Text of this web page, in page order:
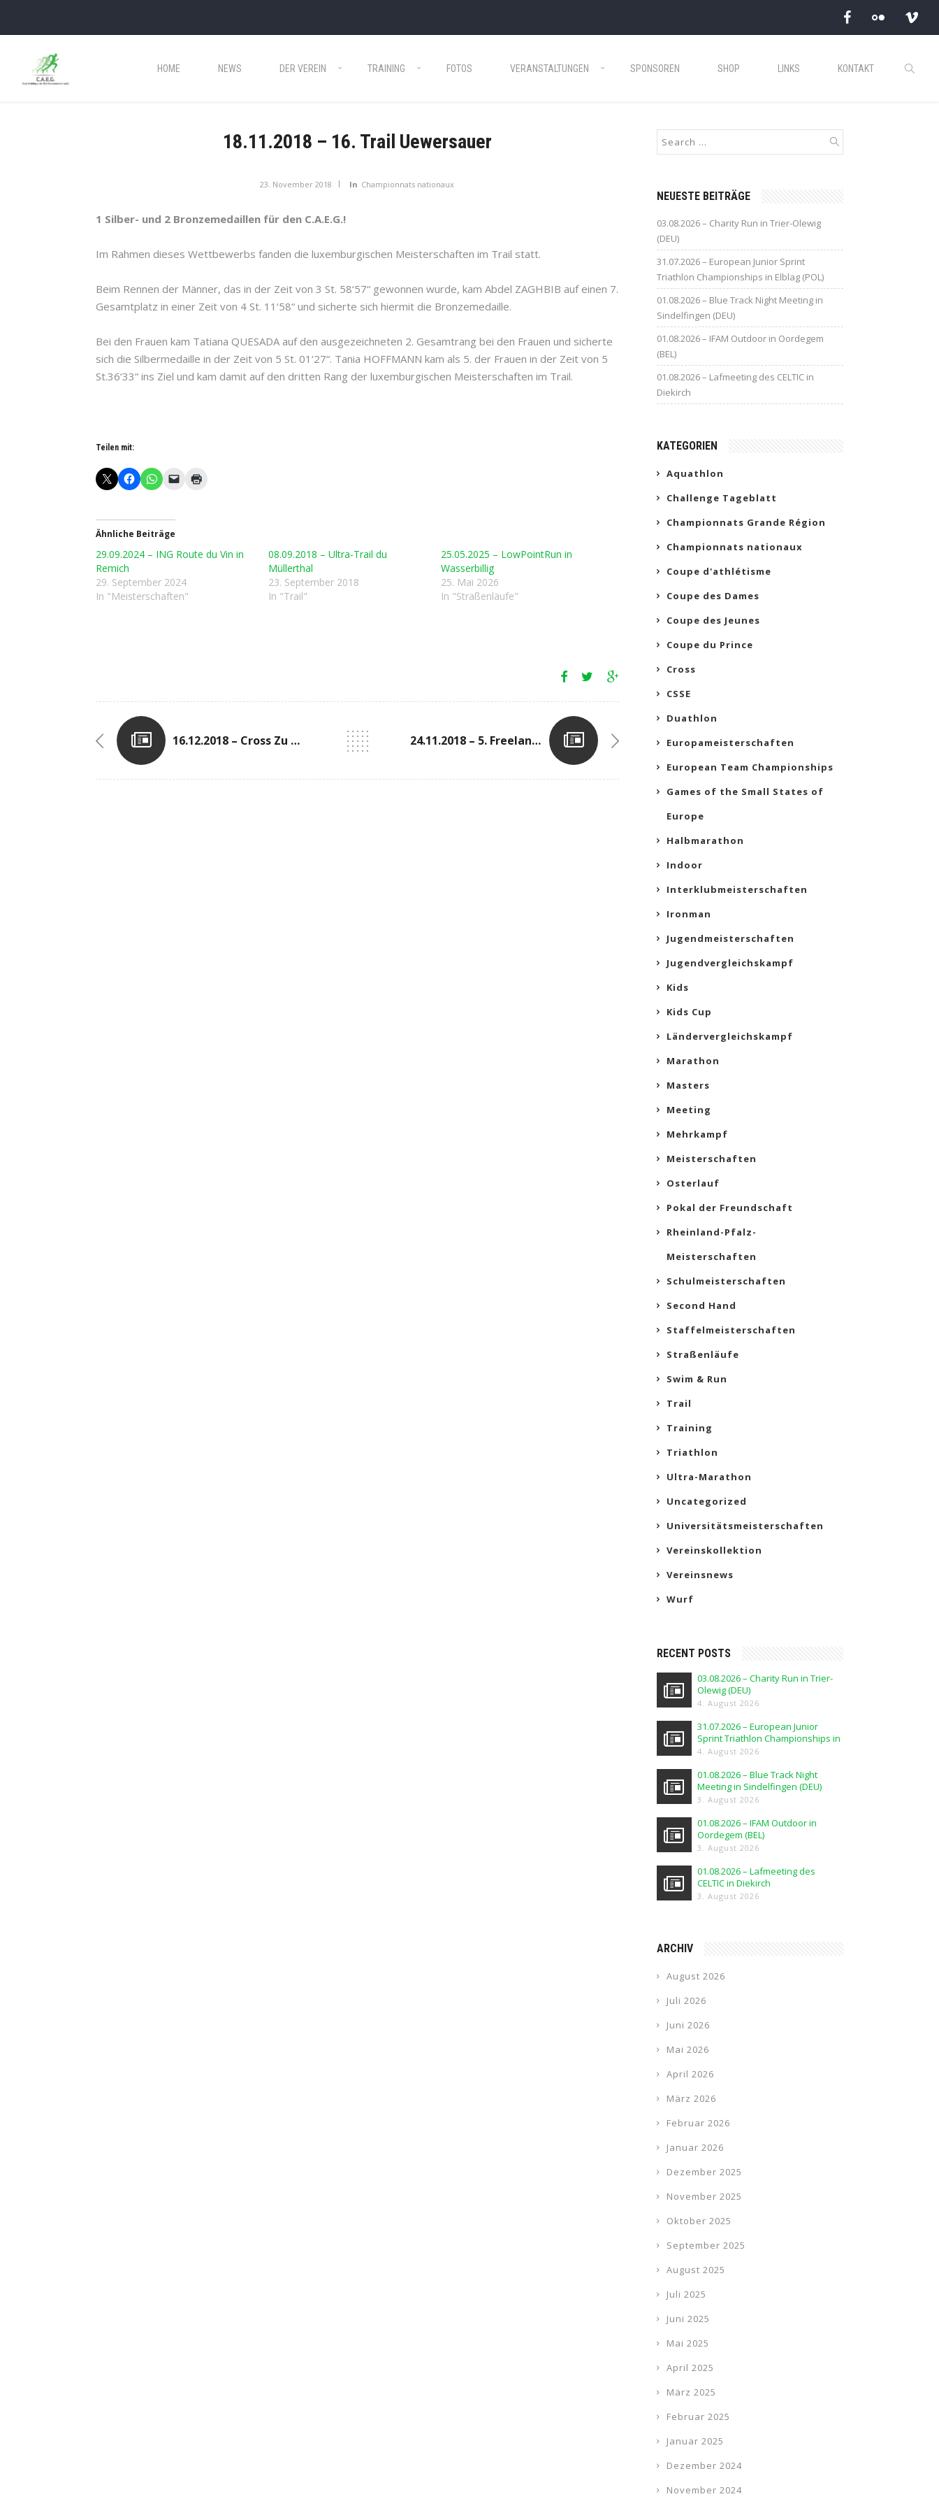
HOME NEWS DER VEREIN TRAINING FOTOS VERANSTALTUNGEN SPONSOREN SHOP LINKS KONTAKT
18.11.2018 – 16. Trail Uewersauer
23. November 2018 In Championnats nationaux
1 Silber- und 2 Bronzemedaillen für den C.A.E.G.!
Im Rahmen dieses Wettbewerbs fanden die luxemburgischen Meisterschaften im Trail statt.
Beim Rennen der Männer, das in der Zeit von 3 St. 58‘57“ gewonnen wurde, kam Abdel ZAGHBIB auf einen 7.
Gesamtplatz in einer Zeit von 4 St. 11‘58“ und sicherte sich hiermit die Bronzemedaille.
Bei den Frauen kam Tatiana QUESADA auf den ausgezeichneten 2. Gesamtrang bei den Frauen und sicherte
sich die Silbermedaille in der Zeit von 5 St. 01‘27“. Tania HOFFMANN kam als 5. der Frauen in der Zeit von 5
St.36‘33“ ins Ziel und kam damit auf den dritten Rang der luxemburgischen Meisterschaften im Trail.
Teilen mit:
Ähnliche Beiträge
29.09.2024 – ING Route du Vin in
Remich
29. September 2024
In "Meisterschaften"
08.09.2018 – Ultra-Trail du
Müllerthal
23. September 2018
In "Trail"
25.05.2025 – LowPointRun in
Wasserbillig
25. Mai 2026
In "Straßenläufe"
16.12.2018 – Cross Zu Dräibuer Vum C.A.E.G. (Opruff Fir Helping-Hands) 24.11.2018 – 5. Freelander’s X3M Trail In Hollenfels
NEUESTE BEITRÄGE
03.08.2026 – Charity Run in Trier-Olewig
(DEU)
31.07.2026 – European Junior Sprint
Triathlon Championships in Elblag (POL)
01.08.2026 – Blue Track Night Meeting in
Sindelfingen (DEU)
01.08.2026 – IFAM Outdoor in Oordegem
(BEL)
01.08.2026 – Lafmeeting des CELTIC in
Diekirch
KATEGORIEN
Aquathlon
Challenge Tageblatt
Championnats Grande Région
Championnats nationaux
Coupe d'athlétisme
Coupe des Dames
Coupe des Jeunes
Coupe du Prince
Cross
CSSE
Duathlon
Europameisterschaften
European Team Championships
Games of the Small States of
Europe
Halbmarathon
Indoor
Interklubmeisterschaften
Ironman
Jugendmeisterschaften
Jugendvergleichskampf
Kids
Kids Cup
Ländervergleichskampf
Marathon
Masters
Meeting
Mehrkampf
Meisterschaften
Osterlauf
Pokal der Freundschaft
Rheinland-Pfalz-
Meisterschaften
Schulmeisterschaften
Second Hand
Staffelmeisterschaften
Straßenläufe
Swim & Run
Trail
Training
Triathlon
Ultra-Marathon
Uncategorized
Universitätsmeisterschaften
Vereinskollektion
Vereinsnews
Wurf
RECENT POSTS
03.08.2026 – Charity Run in Trier-
Olewig (DEU)
4. August 2026
31.07.2026 – European Junior
Sprint Triathlon Championships in
Elblag (POL)
4. August 2026
01.08.2026 – Blue Track Night
Meeting in Sindelfingen (DEU)
3. August 2026
01.08.2026 – IFAM Outdoor in
Oordegem (BEL)
3. August 2026
01.08.2026 – Lafmeeting des
CELTIC in Diekirch
3. August 2026
ARCHIV
August 2026
Juli 2026
Juni 2026
Mai 2026
April 2026
März 2026
Februar 2026
Januar 2026
Dezember 2025
November 2025
Oktober 2025
September 2025
August 2025
Juli 2025
Juni 2025
Mai 2025
April 2025
März 2025
Februar 2025
Januar 2025
Dezember 2024
November 2024